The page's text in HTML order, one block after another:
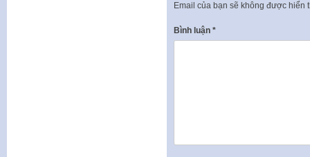
Email của bạn sẽ không được hiển
Bình luận *